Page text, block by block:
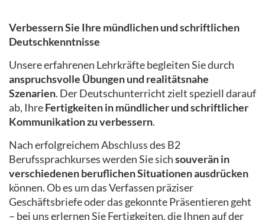
Verbessern Sie Ihre mündlichen und schriftlichen
Deutschkenntnisse
Unsere erfahrenen Lehrkräfte begleiten Sie durch
anspruchsvolle Übungen und realitätsnahe
Szenarien. Der Deutschunterricht zielt speziell darauf
ab, IhreFertigkeiten in mündlicher und schriftlicher
Kommunikation zu verbessern.
Nach erfolgreichem Abschluss des B2
Berufssprachkurses werden Sie sichsouverän in
verschiedenen beruflichen Situationen ausdrücken
können. Ob es um das Verfassen präziser
Geschäftsbriefe oder das gekonnte Präsentieren geht
– bei uns erlernen Sie Fertigkeiten, die Ihnen auf der